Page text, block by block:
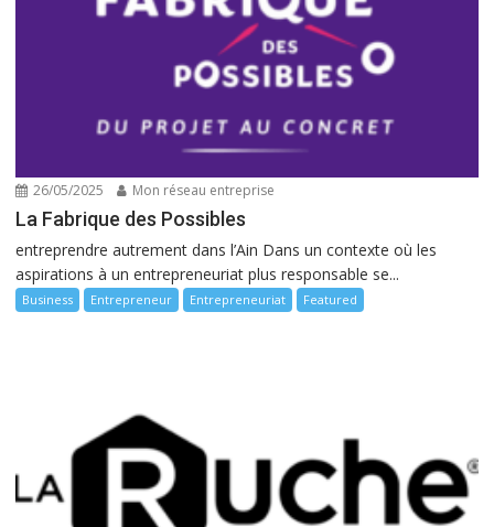
26/05/2025 Mon réseau entreprise
La Fabrique des Possibles
entreprendre autrement dans l’Ain Dans un contexte où les
aspirations à un entrepreneuriat plus responsable se...
Business Entrepreneur Entrepreneuriat Featured